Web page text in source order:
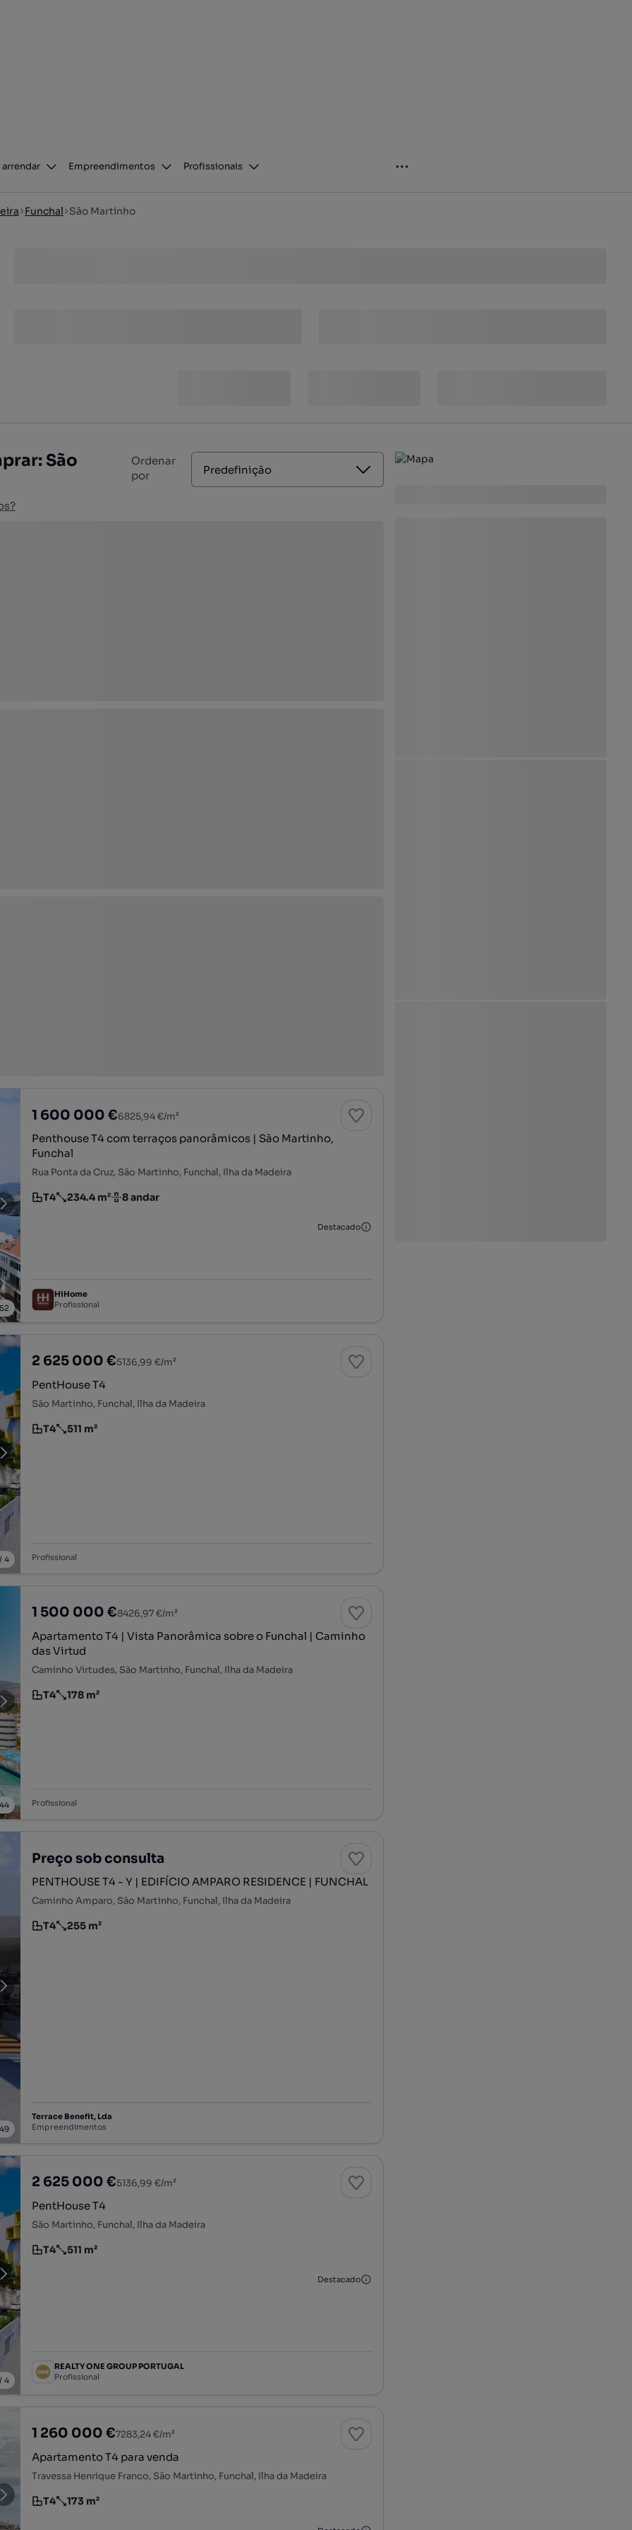
arrendar Empreendimentos Profissionais
Funchal São Martinho
São
Ordenar
por
Predefinição
52
1 600 000 €6825,94 €/m²
Penthouse T4 com terraços panorâmicos | São Martinho,
Funchal
Rua Ponta da Cruz, São Martinho, Funchal, Ilha da Madeira
Tipologia
T4
Preço por metro quadrado
234.4 m²
Andar 8 andar
Destacado
HiHome
Profissional
4
2 625 000 €5136,99 €/m²
PentHouse T4
São Martinho, Funchal, Ilha da Madeira
Tipologia
T4
Preço por metro quadrado
511 m²
Profissional
44
1 500 000 €8426,97 €/m²
Apartamento T4 | Vista Panorâmica sobre o Funchal | Caminho
das Virtud
Caminho Virtudes, São Martinho, Funchal, Ilha da Madeira
Tipologia
T4
Preço por metro quadrado
178 m²
Profissional
49
Preço sob consulta
PENTHOUSE T4 - Y | EDIFÍCIO AMPARO RESIDENCE | FUNCHAL
Caminho Amparo, São Martinho, Funchal, Ilha da Madeira
Tipologia
T4
Preço por metro quadrado
255 m²
Terrace Benefit, Lda
Empreendimentos
4
2 625 000 €5136,99 €/m²
PentHouse T4
São Martinho, Funchal, Ilha da Madeira
Tipologia
T4
Preço por metro quadrado
511 m²
Destacado
REALTY ONE GROUP PORTUGAL
Profissional
1 260 000 €7283,24 €/m²
Apartamento T4 para venda
Travessa Henrique Franco, São Martinho, Funchal, Ilha da Madeira
Tipologia
T4
Preço por metro quadrado
173 m²